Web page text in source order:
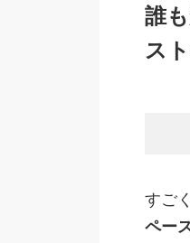
誰
ス
すご
ペー